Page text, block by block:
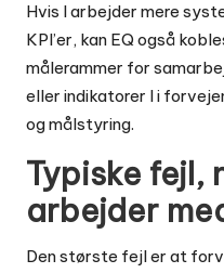
Hvis I arbejder mere
KPI’er, kan EQ også
målerammer for
eller indikatorer I i
og målstyring.
Typiske fejl,
arbejder
Den største fejl er at